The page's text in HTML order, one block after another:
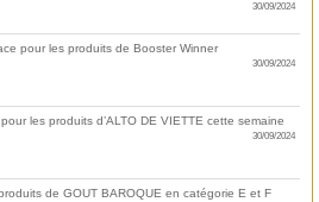
30/09/2024
pour les produits de Booster Winner
30/09/2024
les produits d’ALTO DE VIETTE cette semaine
30/09/2024
de GOUT BAROQUE en catégorie E et F